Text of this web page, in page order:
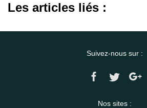
Les articles liés :
Suivez-nous sur :
Nos sites :